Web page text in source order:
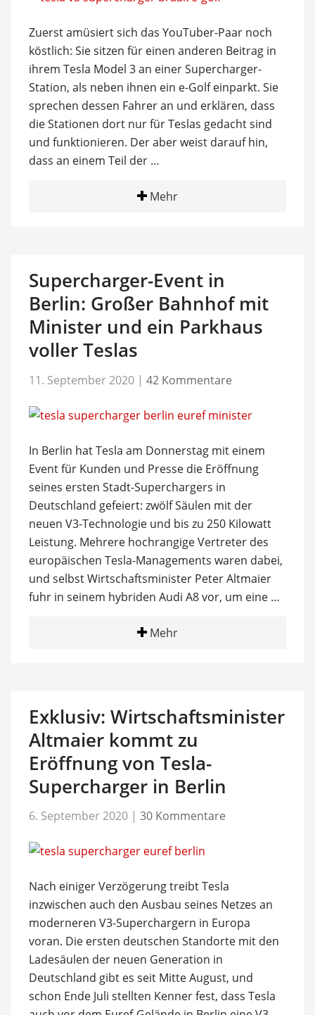
Zuerst amüsiert sich das YouTuber-Paar noch
köstlich: Sie sitzen für einen anderen Beitrag in
ihrem Tesla Model 3 an einer Supercharger-
Station, als neben ihnen ein e-Golf einparkt. Sie
sprechen dessen Fahrer an und erklären, dass
die Stationen dort nur für Teslas gedacht sind
und funktionieren. Der aber weist darauf hin,
dass an einem Teil der …
Mehr
Supercharger-Event in
Berlin: Großer Bahnhof mit
Minister und ein Parkhaus
voller Teslas
11. September 2020 | 42 Kommentare
In Berlin hat Tesla am Donnerstag mit einem
Event für Kunden und Presse die Eröffnung
seines ersten Stadt-Superchargers in
Deutschland gefeiert: zwölf Säulen mit der
neuen V3-Technologie und bis zu 250 Kilowatt
Leistung. Mehrere hochrangige Vertreter des
europäischen Tesla-Managements waren dabei,
und selbst Wirtschaftsminister Peter Altmaier
fuhr in seinem hybriden Audi A8 vor, um eine …
Mehr
Exklusiv: Wirtschaftsminister
Altmaier kommt zu
Eröffnung von Tesla-
Supercharger in Berlin
6. September 2020 | 30 Kommentare
Nach einiger Verzögerung treibt Tesla
inzwischen auch den Ausbau seines Netzes an
moderneren V3-Superchargern in Europa
voran. Die ersten deutschen Standorte mit den
Ladesäulen der neuen Generation in
Deutschland gibt es seit Mitte August, und
schon Ende Juli stellten Kenner fest, dass Tesla